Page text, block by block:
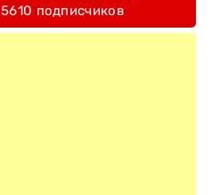
5610 подписчиков